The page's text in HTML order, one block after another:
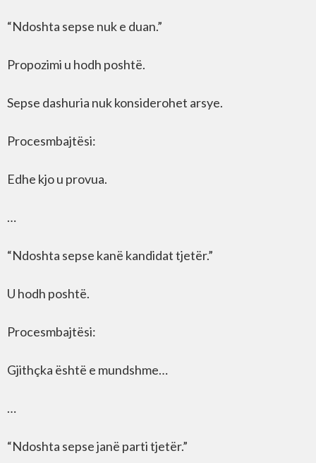
“Ndoshta sepse nuk e duan.”
Propozimi u hodh poshtë.
Sepse dashuria nuk konsiderohet arsye.
Procesmbajtësi:
Edhe kjo u provua.
…
“Ndoshta sepse kanë kandidat tjetër.”
U hodh poshtë.
Procesmbajtësi:
Gjithçka është e mundshme…
…
“Ndoshta sepse janë parti tjetër.”